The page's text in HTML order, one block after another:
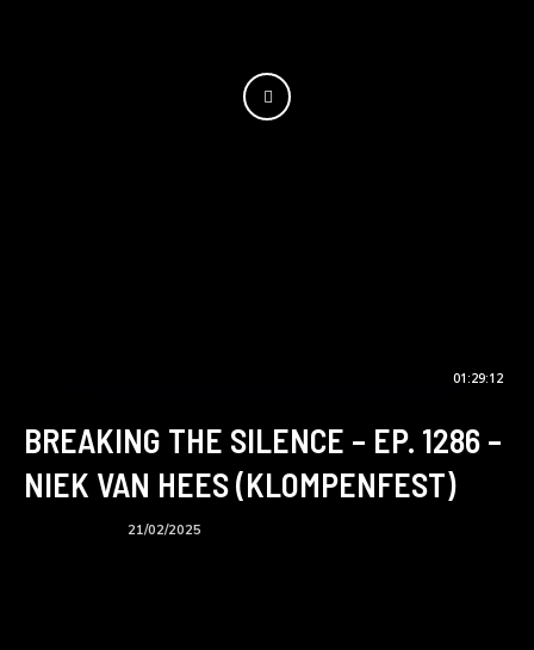
01:29:12
BREAKING THE SILENCE – EP. 1286 –
NIEK VAN HEES (KLOMPENFEST)
21/02/2025